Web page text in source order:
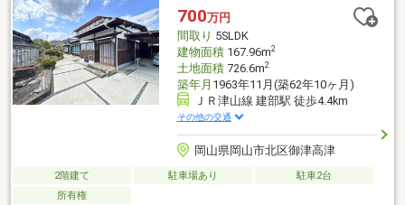
購入・買い替え・購入+リノベーションなど、お気軽にご相談く
ださい！お問い合わせは【086-250-9005】または資料請求・来場
予約ボタンから。
700万円
間取り 5SLDK
建物面積167.96m2
土地面積726.6m2
築年月 1963年11月(築62年10ヶ月)
ＪＲ津山線 建部駅 徒歩4.4km
その他の交通
岡山県岡山市北区御津高津
2階建て 駐車場あり
駐車2台
所有権